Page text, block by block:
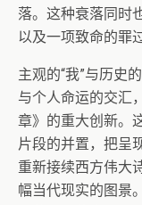
落。这种衰落同时
以及一项致命的罪过
主观的“我”与历史
与个人命运的交汇
章》的重大创新。
片段的并置，把呈
重新接续西方伟大
幅当代现实的图景